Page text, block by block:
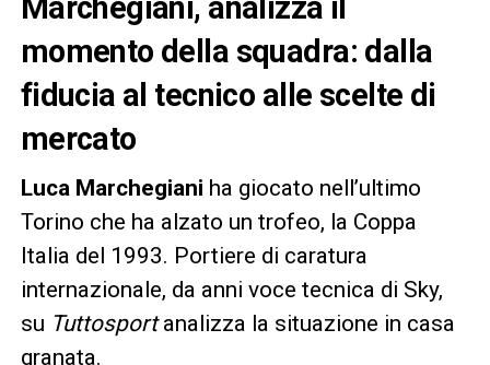
momento della squadra: dalla
fiducia al tecnico alle scelte di
mercato
Luca Marchegiani ha giocato nell’ultimo
Torino che ha alzato un trofeo, la Coppa
Italia del 1993. Portiere di caratura
internazionale, da anni voce tecnica di Sky,
su Tuttosportanalizza la situazione in casa
granata.